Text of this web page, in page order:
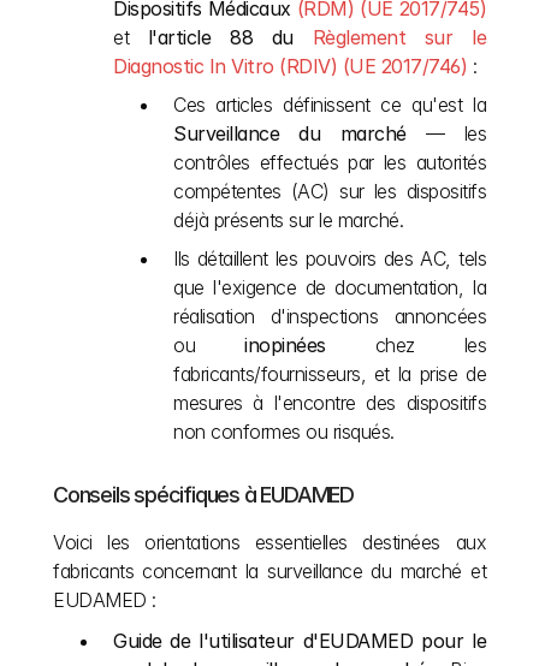
Dispositifs Médicaux (RDM) (UE 2017/745)
et l'article 88 du Règlement sur le
Diagnostic In Vitro (RDIV) (UE 2017/746) :
Surveillance du marché — les
contrôles effectués par les autorités
compétentes (AC) sur les dispositifs
déjà présents sur le marché.
Ils détaillent les pouvoirs des AC, tels
que l'exigence de documentation, la
réalisation d'inspections annoncées
ou inopinées chez les
fabricants/fournisseurs, et la prise de
mesures à l'encontre des dispositifs
non conformes ou risqués.
Conseils spécifiques à EUDAMED
Voici les orientations essentielles destinées aux
fabricants concernant la surveillance du marché et
EUDAMED :
Guide de l'utilisateur d'EUDAMED pour le